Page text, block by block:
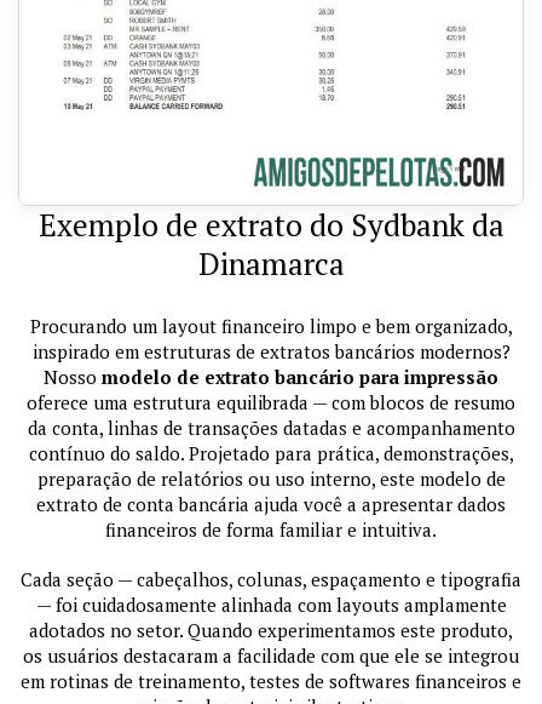
Exemplo de extrato do Sydbank da
Dinamarca
Procurando um layout financeiro limpo e bem organizado,
inspirado em estruturas de extratos bancários modernos?
Nosso modelo de extrato bancário para impressão
oferece uma estrutura equilibrada — com blocos de resumo
da conta, linhas de transações datadas e acompanhamento
contínuo do saldo. Projetado para prática, demonstrações,
preparação de relatórios ou uso interno, este modelo de
extrato de conta bancária ajuda você a apresentar dados
financeiros de forma familiar e intuitiva.
Cada seção — cabeçalhos, colunas, espaçamento e tipografia
— foi cuidadosamente alinhada com layouts amplamente
adotados no setor. Quando experimentamos este produto,
os usuários destacaram a facilidade com que ele se integrou
em rotinas de treinamento, testes de softwares financeiros e